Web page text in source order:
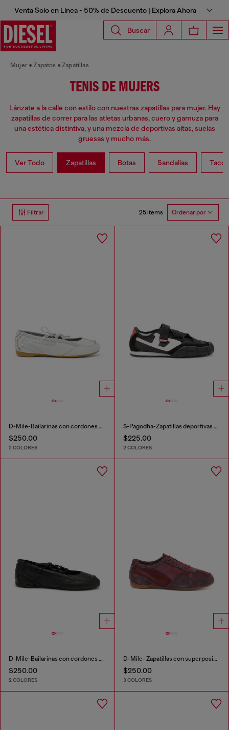
Venta Solo en Línea - 50% de Descuento | Explora Ahora
Buscar
Mujer Zapatos Zapatillas
TENIS DE MUJERS
Lánzate a la calle con estilo con nuestras zapatillas para mujer. Hay
zapatillas de correr para las atletas urbanas, cuero y gamuza para
una estética distintiva, y una mezcla de deportivas altas, suelas
gruesas y mucho más.
Ver Todo Zapatillas Botas Sandalias
Filtrar 25 items Ordenar por
D-Mile-Bailarinas con cordones de cuero y malla
$250.00
2 COLORES
S-Pagodha-Zapatillas deportivas sin correas en ripstop
$225.00
2 COLORES
D-Mile-Bailarinas con cordones de cuero y malla
$250.00
2 COLORES
D-Mile- Zapatillas con superposiciones de ante
$250.00
3 COLORES